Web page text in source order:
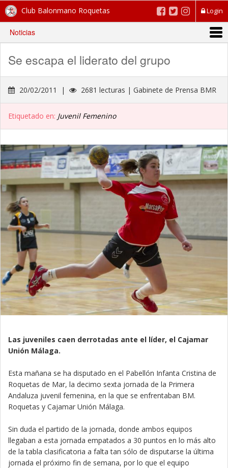
Login
Club Balonmano Roquetas
Noticias
Se escapa el liderato del grupo
20/02/2011 | 2681 lecturas | Gabinete de Prensa BMR
Etiquetado en: Juvenil Femenino
Las juveniles caen derrotadas ante el líder, el Cajamar
Unión Málaga.
Esta mañana se ha disputado en el Pabellón Infanta Cristina de
Roquetas de Mar, la decimo sexta jornada de la Primera
Andaluza juvenil femenina, en la que se enfrentaban BM.
Roquetas y Cajamar Unión Málaga.
Sin duda el partido de la jornada, donde ambos equipos
llegaban a esta jornada empatados a 30 puntos en lo más alto
de la tabla clasificatoria a falta tan sólo de disputarse la última
jornada el próximo fin de semana, por lo que el equipo